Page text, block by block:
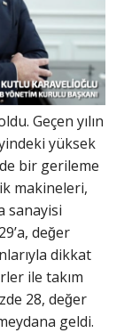
Geçen yılın
yüksek
bir gerileme
makineleri,
sanayisi
değer
dikkat
ile takım
28, değer
geldi.